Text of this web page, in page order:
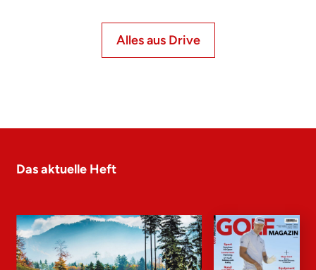
Alles aus Drive
Das aktuelle Heft